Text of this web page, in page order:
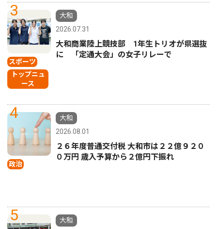
3
スポーツ
トップニュ
ース
大和
2026.07.31
大和商業陸上競技部 1年生トリオが県選抜
に 「定通大会」の女子リレーで
4
政治
大和
2026.08.01
２６年度普通交付税 大和市は２２億９２０
０万円 歳入予算から２億円下振れ
5
大和